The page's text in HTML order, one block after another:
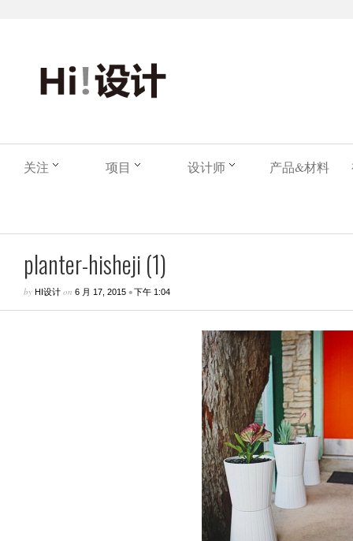
关注 项目 设计师 产品&材料
planter-hisheji (1)
by HI设计 on 6 月 17, 2015 •下午 1:04